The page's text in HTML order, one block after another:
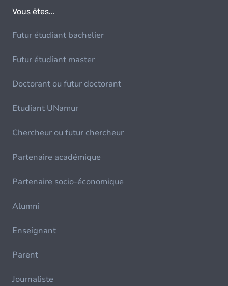
Vous êtes...
Futur étudiant bachelier
Futur étudiant master
Doctorant ou futur doctorant
Etudiant UNamur
Chercheur ou futur chercheur
Partenaire académique
Partenaire socio-économique
Alumni
Enseignant
Parent
Journaliste